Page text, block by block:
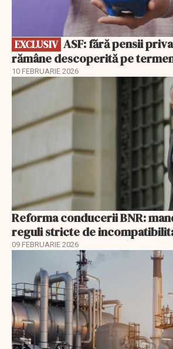
EXCLUSIV
rămâne descoperită pe
10 FEBRUARIE 2026
Reforma conducerii BNR:
reguli stricte de
09 FEBRUARIE 2026